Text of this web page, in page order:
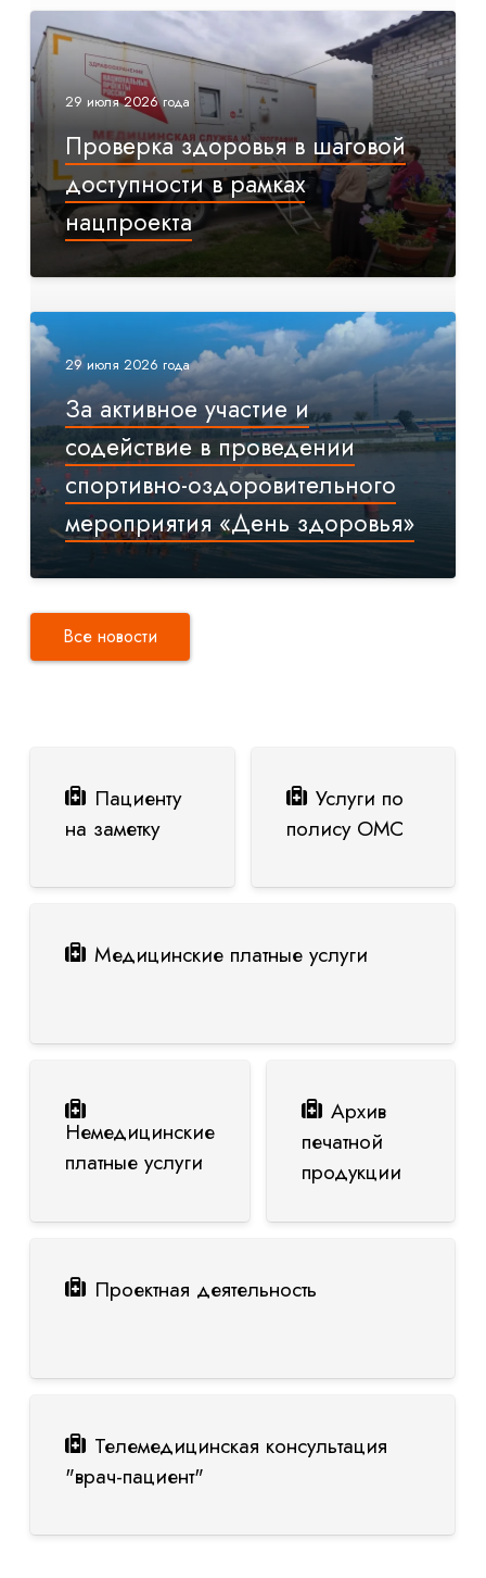
29 июля 2026 года
Проверка здоровья в шаговой
доступности в рамках
нацпроекта
29 июля 2026 года
За активное участие и
содействие в проведении
спортивно-оздоровительного
мероприятия «День здоровья»
Все новости
Пациенту
на заметку
Услуги по
полису ОМС
Медицинские платные услуги
Немедицинские
платные услуги
Архив
печатной
продукции
Проектная деятельность
Телемедицинская консультация
"врач-пациент"